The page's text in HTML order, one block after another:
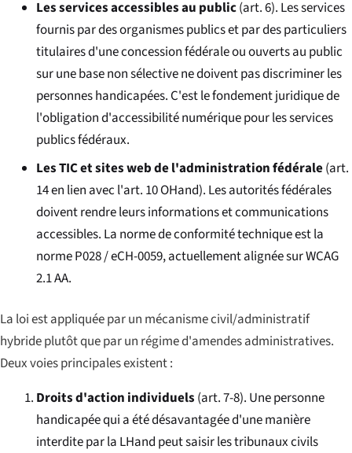
Les services accessibles au public(art. 6). Les services
fournis par des organismes publics et par des particuliers
titulaires d'une concession fédérale ou ouverts au public
sur une base non sélective ne doivent pas discriminer les
personnes handicapées. C'est le fondement juridique de
l'obligation d'accessibilité numérique pour les services
publics fédéraux.
Les TIC et sites web de l'administration fédérale(art.
14 en lien avec l'art. 10 OHand). Les autorités fédérales
doivent rendre leurs informations et communications
accessibles. La norme de conformité technique est la
norme P028 / eCH-0059, actuellement alignée sur WCAG
2.1 AA.
La loi est appliquée par un mécanisme civil/administratif
hybride plutôt que par un régime d'amendes administratives.
Deux voies principales existent :
Droits d'action individuels (art. 7-8). Une personne
handicapée qui a été désavantagée d'une manière
interdite par la LHand peut saisir les tribunaux civils